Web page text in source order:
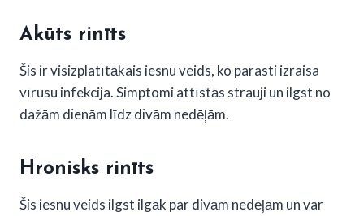
Akūts rinīts
Šis ir visizplatītākais iesnu veids, ko parasti izraisa
vīrusu infekcija. Simptomi attīstās strauji un ilgst no
dažām dienām līdz divām nedēļām.
Hronisks rinīts
Šis iesnu veids ilgst ilgāk par divām nedēļām un var